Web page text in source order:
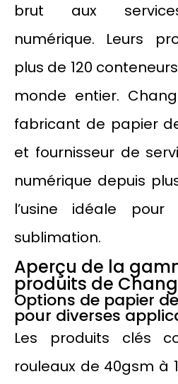
brut aux
numérique. Leurs
plus de 120
monde entier.
fabricant de papier
et fournisseur de
numérique depuis
l’usine idéale
sublimation.
Aperçu de la
produits de
Options de papier
pour diverses
Les produits clés
rouleaux de 40gsm à